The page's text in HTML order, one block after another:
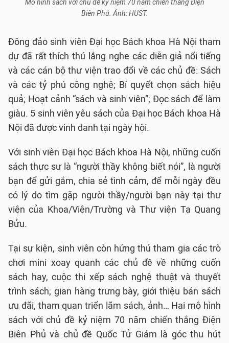
Mô hình sách với chủ đề kỷ niệm 70 năm chiến thắng Điện
Biên Phủ. Ảnh: HUST.
Đông đảo sinh viên Đại học Bách khoa Hà Nội tham
dự đã rất thích thú lắng nghe các diễn giả nổi tiếng
và các cán bộ thư viện trao đổi về các chủ đề: Sách
và các tỷ phú công nghệ; Bí quyết chọn sách hiệu
quả; Hoạt cảnh “sách và sinh viên”; Đọc sách để làm
giàu. 5 sinh viên yêu sách của Đại học Bách khoa Hà
Nội đã được vinh danh tại ngày hội.
Với sinh viên Đại học Bách khoa Hà Nội, những cuốn
sách thực sự là “người thầy không biết nói”, là người
bạn để gửi gắm, chia sẻ tình cảm, để mỗi ngày đều
có lý do tìm gặp người thầy/người bạn này tại thư
viện của Khoa/Viện/Trường và Thư viện Tạ Quang
Bửu.
Tại sự kiện, sinh viên còn hứng thú tham gia các trò
chơi mini xoay quanh các chủ đề về những cuốn
sách hay, cuộc thi xếp sách nghệ thuật và thuyết
trình sách; gian hàng trưng bày, giới thiệu bán sách
ưu đãi, tham quan triển lãm sách, ảnh… Hai mô hình
sách với chủ đề kỷ niệm 70 năm chiến thắng Điện
Biên Phủ và chủ đề Quốc Tử Giám là góc thu hút